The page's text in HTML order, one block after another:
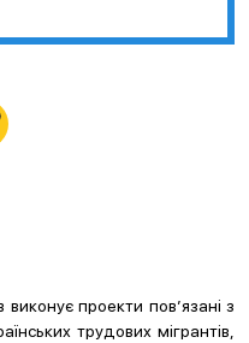
проекти пов’язані з
трудових мігрантів,